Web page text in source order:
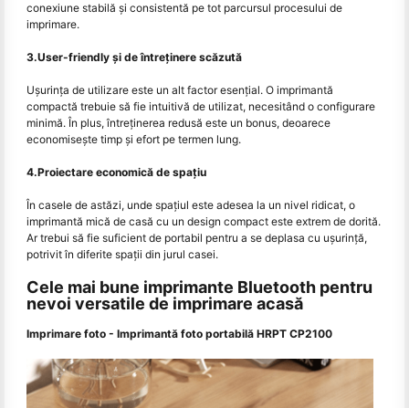
conexiune stabilă și consistentă pe tot parcursul procesului de
imprimare.
3.User-friendly și de întreținere scăzută
Ușurința de utilizare este un alt factor esențial. O imprimantă
compactă trebuie să fie intuitivă de utilizat, necesitând o configurare
minimă. În plus, întreținerea redusă este un bonus, deoarece
economisește timp și efort pe termen lung.
4.Proiectare economică de spațiu
În casele de astăzi, unde spațiul este adesea la un nivel ridicat, o
imprimantă mică de casă cu un design compact este extrem de dorită.
Ar trebui să fie suficient de portabil pentru a se deplasa cu ușurință,
potrivit în diferite spații din jurul casei.
Cele mai bune imprimante Bluetooth pentru
nevoi versatile de imprimare acasă
Imprimare foto - Imprimantă foto portabilă HRPT CP2100